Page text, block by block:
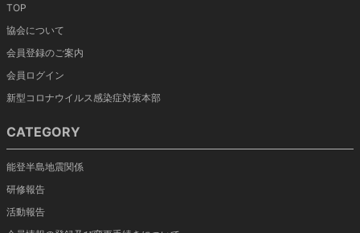
TOP
協会について
会員登録のご案内
会員ログイン
新型コロナウイルス感染症対策本部
CATEGORY
能登半島地震関係
研修報告
活動報告